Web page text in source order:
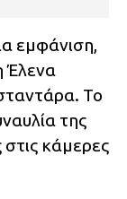
εμφάνιση,
Έλενα
Το
της
κάμερες